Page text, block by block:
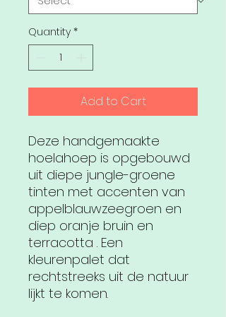
Quantity *
Add to Cart
Deze handgemaakte
hoelahoep is opgebouwd
uit diepe jungle-groene
tinten met accenten van
appelblauwzeegroen en
diep oranje bruin en
terracotta . Een
kleurenpalet dat
rechtstreeks uit de natuur
lijkt te komen.